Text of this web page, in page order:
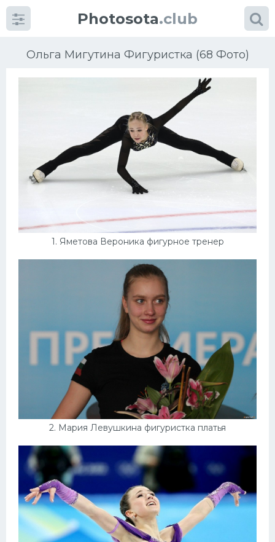
Photosota.club
Ольга Мигутина Фигуристка (68 Фото)
1. Яметова Вероника фигурное тренер
2. Мария Левушкина фигуристка платья
Категории Фото
Много картинок...
Баскетбол
Интерьеры квартир